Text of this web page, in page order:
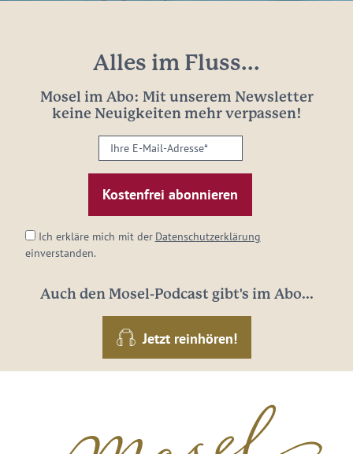
Alles im Fluss...
Mosel im Abo: Mit unserem Newsletter
keine Neuigkeiten mehr verpassen!
Ihre
E-
Mail-
Adresse:
Ich erkläre mich mit der Datenschutzerklärung
einverstanden.
Auch den Mosel-Podcast gibt's im Abo...
Jetzt reinhören!